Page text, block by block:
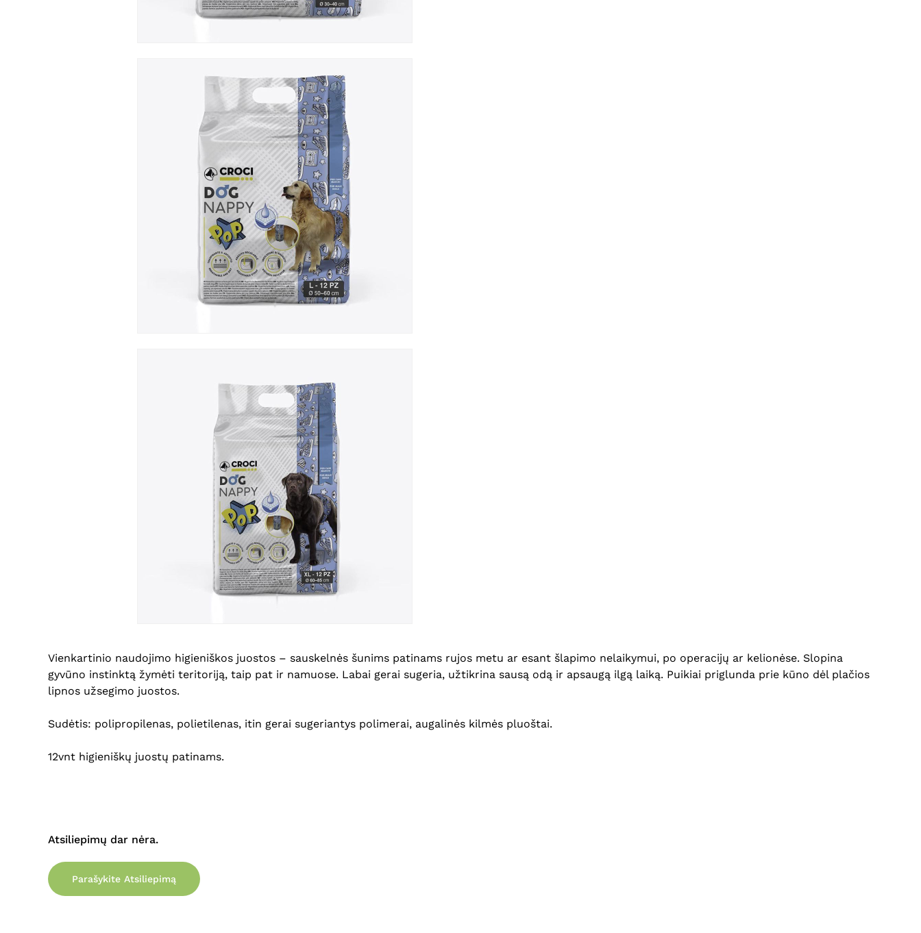
Vienkartinio naudojimo higieniškos juostos – sauskelnės šunims patinams rujos metu ar esant šlapimo nelaikymui, po operacijų ar kelionėse. Slopina
gyvūno instinktą žymėti teritoriją, taip pat ir namuose. Labai gerai sugeria, užtikrina sausą odą ir apsaugą ilgą laiką. Puikiai priglunda prie kūno dėl plačios
lipnos užsegimo juostos.
Sudėtis: polipropilenas, polietilenas, itin gerai sugeriantys polimerai, augalinės kilmės pluoštai.
12vnt higieniškų juostų patinams.
Atsiliepimų dar nėra.
Parašykite Atsiliepimą